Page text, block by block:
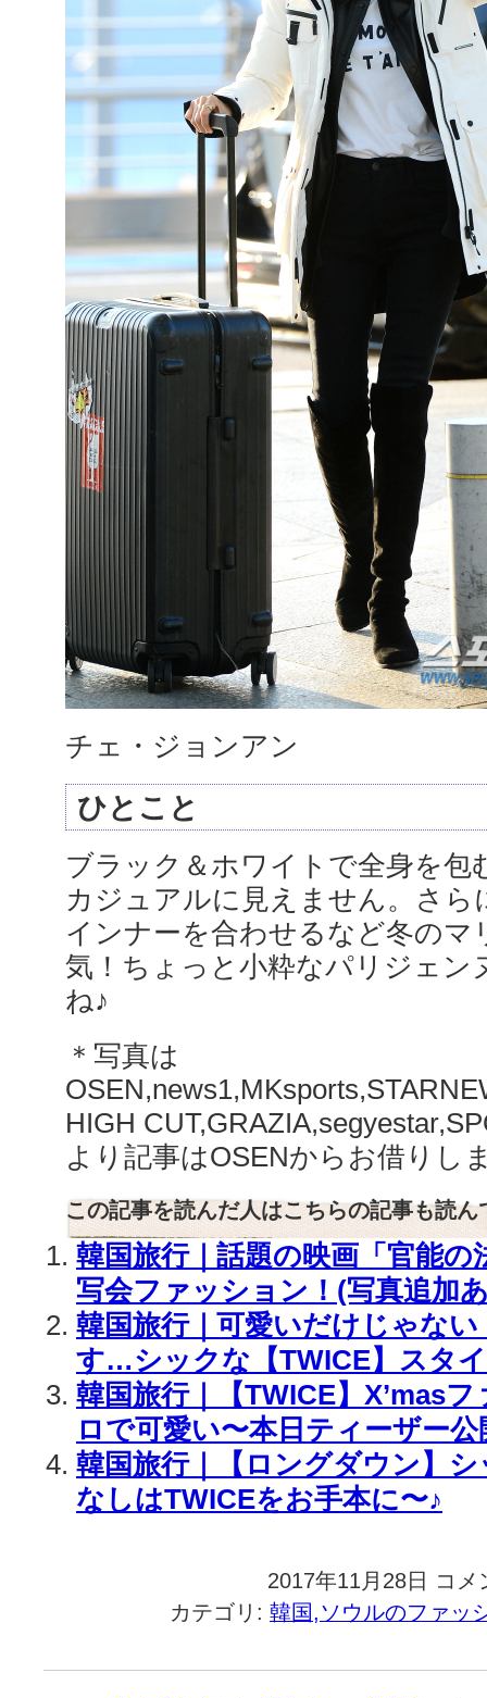
チェ・ジョンアン
ひとこと
ブラック＆ホワイトで全身を包
カジュアルに見えません。さら
インナーを合わせるなど冬のマ
気！ちょっと小粋なパリジェン
ね♪
＊写真は
HIGH
より記事はOSENからお借りし
この記事を読んだ人はこちらの記事も読ん
韓国旅行｜話題の映画「官能の
写会ファッション！(写真追加
韓国旅行｜可愛いだけじゃな
す…シックな【TWICE】スタ
韓国旅行｜【TWICE】X’mas
ロで可愛い〜本日ティーザー公
韓国旅行｜【ロングダウン】
なしはTWICEをお手本に〜♪
2017年11月28日
韓
旅
｜
コメ
カテゴリ: 韓国,ソウルのファッ